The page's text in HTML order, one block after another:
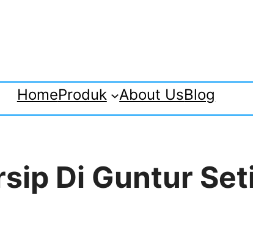
HomeProduk About UsBlog
Di Guntur